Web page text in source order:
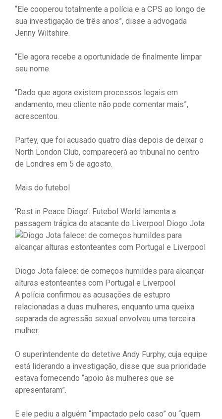
“Ele cooperou totalmente a polícia e a CPS ao longo de
sua investigação de três anos”, disse a advogada
Jenny Wiltshire.
“Ele agora recebe a oportunidade de finalmente limpar
seu nome.
“Dado que agora existem processos legais em
andamento, meu cliente não pode comentar mais”,
acrescentou.
Partey, que foi acusado quatro dias depois de deixar o
North London Club, comparecerá ao tribunal no centro
de Londres em 5 de agosto.
Mais do futebol
‘Rest in Peace Diogo’: Futebol World lamenta a
passagem trágica do atacante do Liverpool Diogo Jota
Diogo Jota falece: de começos humildes para alcançar
alturas estonteantes com Portugal e Liverpool
A polícia confirmou as acusações de estupro
relacionadas a duas mulheres, enquanto uma queixa
separada de agressão sexual envolveu uma terceira
mulher.
O superintendente do detetive Andy Furphy, cuja equipe
está liderando a investigação, disse que sua prioridade
estava fornecendo “apoio às mulheres que se
apresentaram”.
E ele pediu a alguém “impactado pelo caso” ou “quem